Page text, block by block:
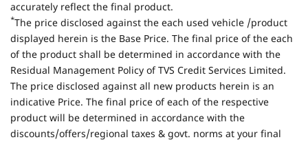
accurately reflect the final product.
*The price disclosed against the each used vehicle /product
displayed herein is the Base Price. The final price of the each
of the product shall be determined in accordance with the
Residual Management Policy of TVS Credit Services Limited.
The price disclosed against all new products herein is an
indicative Price. The final price of each of the respective
product will be determined in accordance with the
discounts/offers/regional taxes & govt. norms at your final